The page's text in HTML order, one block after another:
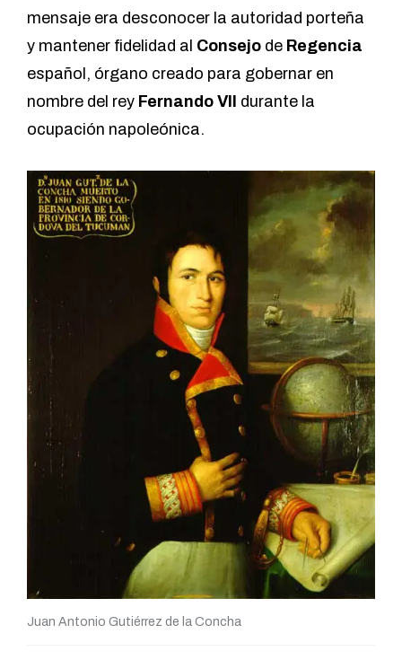
mensaje era desconocer la autoridad porteña
y mantener fidelidad al Consejo de Regencia
español, órgano creado para gobernar en
nombre del rey Fernando VII durante la
ocupación napoleónica.
Juan Antonio Gutiérrez de la Concha